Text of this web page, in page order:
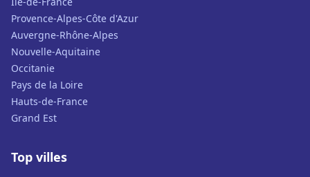
Provence-Alpes-Côte d'Azur
Auvergne-Rhône-Alpes
Nouvelle-Aquitaine
Occitanie
Pays de la Loire
Hauts-de-France
Grand Est
Top villes